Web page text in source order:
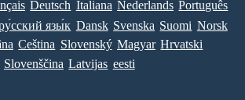
Deutsch Italiana Nederlands Português
язы́к Dansk Svenska Suomi Norsk
Ceština Slovenský Magyar Hrvatski
Slovenščina Latvijas eesti